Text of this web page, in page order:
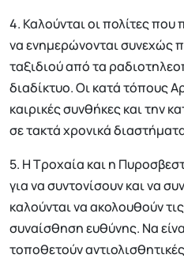
4. Καλούνται οι πολίτες που
να ενημερώνονται συνεχώς
ταξιδιού από τα
διαδίκτυο. Οι κατά τόπους
καιρικές συνθήκες και την
σε τακτά χρονικά
5. Η Τροχαία και η
για να συντονίσουν και να
καλούνται να ακολουθούν
συναίσθηση ευθύνης. Να
τοποθετούν